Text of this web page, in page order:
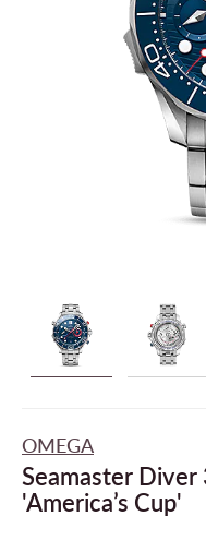
OMEGA
Seamaster
'America’s Cup'